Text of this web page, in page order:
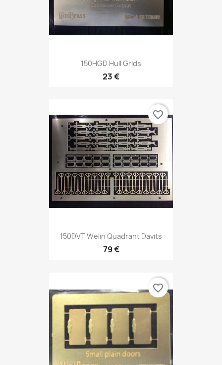
150HGD Hull Grids
23 €
150DVT Welin Quadrant Davits
79 €
favorite_border
favorite_border